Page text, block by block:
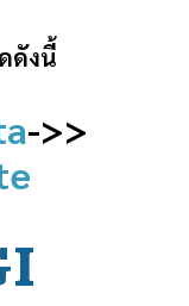
ดังนี้
->>